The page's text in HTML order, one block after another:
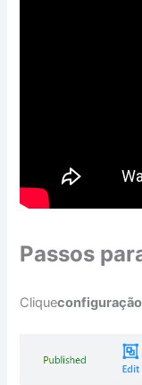
Passos
Cliqueconfiguração